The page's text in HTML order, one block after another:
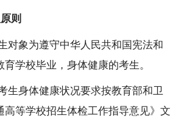
则
对象为遵守中华人民共和国宪法和
学校毕业，身体健康的考生。
生身体健康状况要求按教育部和卫
高等学校招生体检工作指导意见》文